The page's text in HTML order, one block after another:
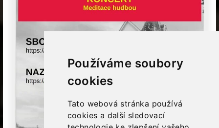
Používáme soubory
cookies
Tato webová stránka používá
cookies a další sledovací